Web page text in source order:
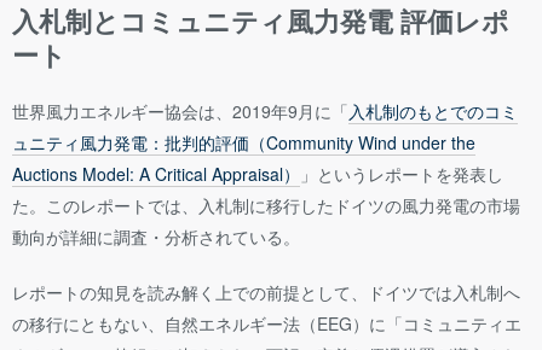
入札制とコミュニティ風力発電 評価レポ
ート
世界風力エネルギー協会は、2019年9月に「入札制のもとでのコミ
ュニティ風力発電：批判的評価（Community Wind under the
Auctions Model: A Critical Appraisal）
」というレポートを発表し
た。このレポートでは、入札制に移行したドイツの風力発電の市場
動向が詳細に調査・分析されている。
レポートの知見を読み解く上での前提として、ドイツでは入札制へ
の移行にともない、自然エネルギー法（EEG）に「コミュニティエ